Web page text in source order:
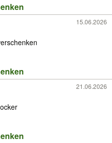
15.06.2026
21.06.2026